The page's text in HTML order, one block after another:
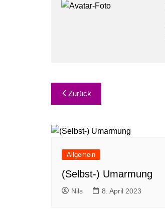
Zurück
Allgemein
(Selbst-) Umarmung
Nils 8. April 2023